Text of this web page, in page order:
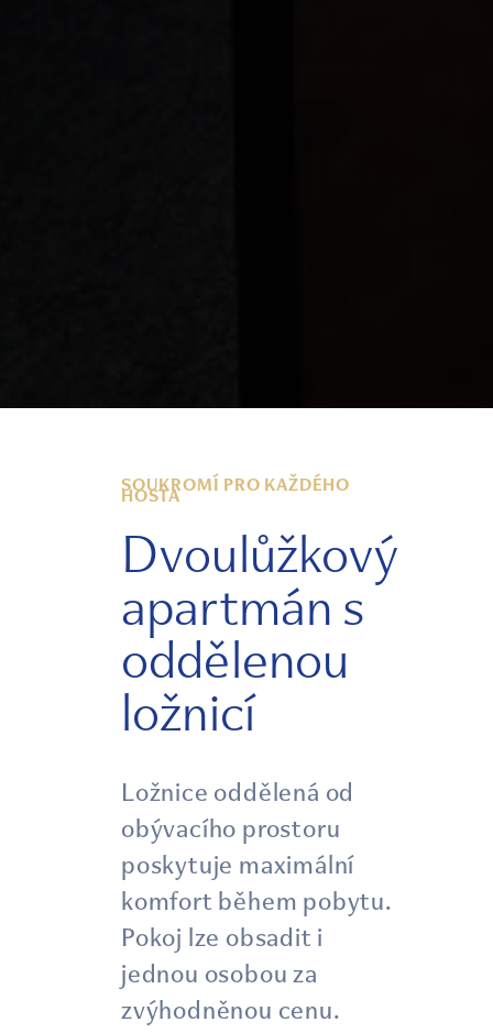
SOUKROMÍ PRO KAŽDÉHO
HOSTA
Dvoulůžkový
apartmán s
oddělenou
ložnicí
Ložnice oddělená od
obývacího prostoru
poskytuje maximální
komfort během pobytu.
Pokoj lze obsadit i
jednou osobou za
zvýhodněnou cenu.